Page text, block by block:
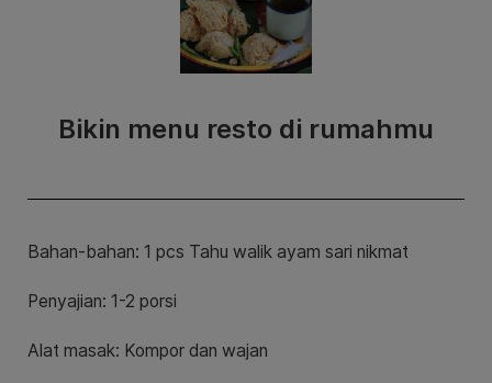
Bikin menu resto di rumahmu
Bahan-bahan: 1 pcs Tahu walik ayam sari nikmat
Penyajian: 1-2 porsi
Alat masak: Kompor dan wajan